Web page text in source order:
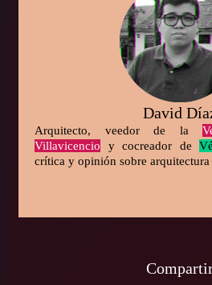
David
Arquitecto, veedor de la
Villavicencio y cocreador de
crítica y opinión sobre